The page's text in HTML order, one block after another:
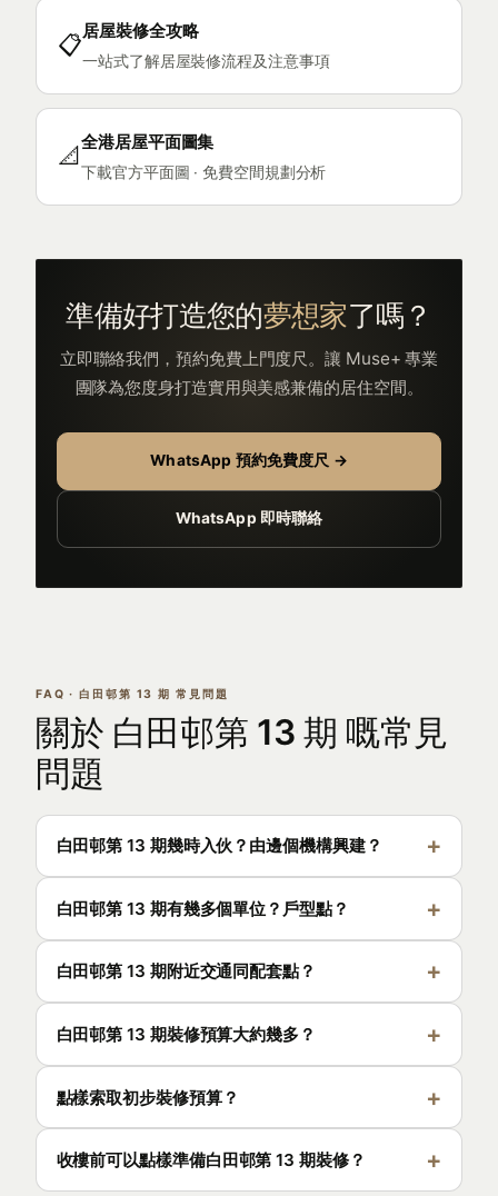
📋
居屋裝修全攻略
一站式了解居屋裝修流程及注意事項
📐
全港居屋平面圖集
下載官方平面圖 · 免費空間規劃分析
準備好打造您的夢想家了嗎？
立即聯絡我們，預約免費上門度尺。讓 Muse+ 專業
團隊為您度身打造實用與美感兼備的居住空間。
WhatsApp 預約免費度尺 →
WhatsApp 即時聯絡
FAQ · 白田邨第 13 期 常見問題
關於 白田邨第 13 期 嘅常見
問題
白田邨第 13 期幾時入伙？由邊個機構興建？
白田邨第 13 期有幾多個單位？戶型點？
白田邨第 13 期附近交通同配套點？
白田邨第 13 期裝修預算大約幾多？
點樣索取初步裝修預算？
收樓前可以點樣準備白田邨第 13 期裝修？